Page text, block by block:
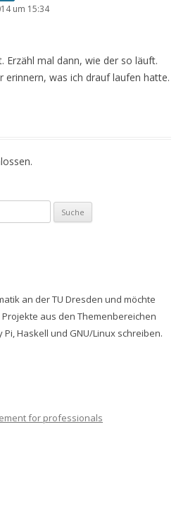
um 15:34
Erzähl mal dann, wie der so läuft.
erinnern, was ich drauf laufen hatte.
an der TU Dresden und möchte
aus den Themenbereichen
Haskell und GNU/Linux schreiben.
for professionals